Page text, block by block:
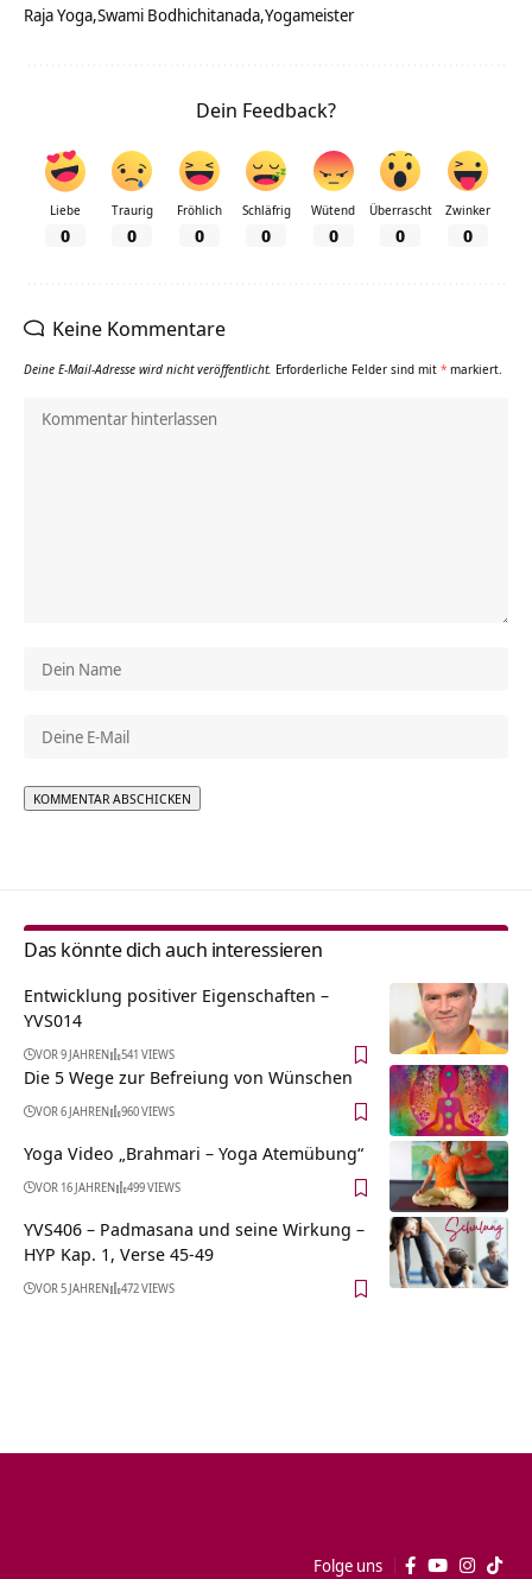
Raja Yoga Swami Bodhichitanada Yogameister
Dein Feedback?
Liebe
0
Traurig
0
Fröhlich
0
Schläfrig
0
Wütend
0
Überrascht
0
Zwinker
0
Keine Kommentare
Deine E-Mail-Adresse wird nicht veröffentlicht. Erforderliche Felder sind mit * markiert.
Das könnte dich auch interessieren
Entwicklung positiver Eigenschaften –
YVS014
VOR 9 JAHREN 541 VIEWS
Die 5 Wege zur Befreiung von Wünschen
VOR 6 JAHREN 960 VIEWS
Yoga Video „Brahmari – Yoga Atemübung“
VOR 16 JAHREN 499 VIEWS
YVS406 – Padmasana und seine Wirkung –
HYP Kap. 1, Verse 45-49
VOR 5 JAHREN 472 VIEWS
Folge uns